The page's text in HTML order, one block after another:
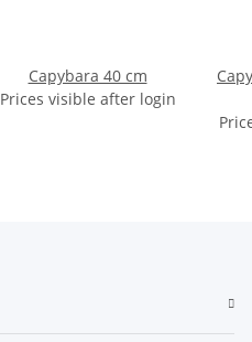
Capybara 40 cm
Prices visible after login